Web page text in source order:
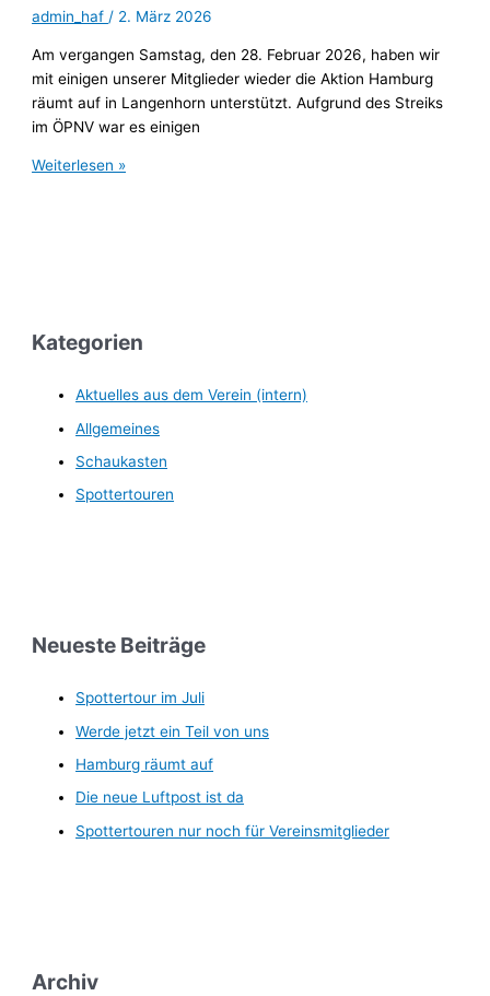
admin_haf / 2. März 2026
Am vergangen Samstag, den 28. Februar 2026, haben wir
mit einigen unserer Mitglieder wieder die Aktion Hamburg
räumt auf in Langenhorn unterstützt. Aufgrund des Streiks
im ÖPNV war es einigen
Hamburg
Weiterlesen »
Kategorien
Aktuelles aus dem Verein (intern)
Allgemeines
Schaukasten
Spottertouren
Neueste Beiträge
Spottertour im Juli
Werde jetzt ein Teil von uns
Hamburg räumt auf
Die neue Luftpost ist da
Spottertouren nur noch für Vereinsmitglieder
Archiv